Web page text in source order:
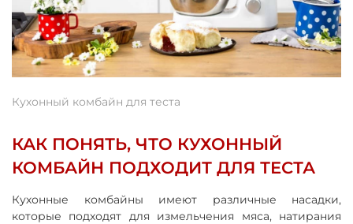
Кухонный комбайн для теста
КАК ПОНЯТЬ, ЧТО КУХОННЫЙ
КОМБАЙН ПОДХОДИТ ДЛЯ ТЕСТА
Кухонные комбайны имеют различные насадки,
которые подходят для измельчения мяса, натирания